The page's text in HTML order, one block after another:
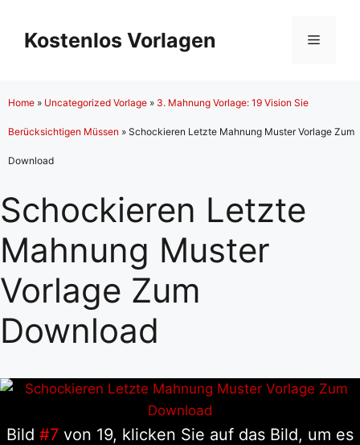
Inhalt
springen
Kostenlos Vorlagen Menü
Home » Uncategorized Vorlage » 3. Mahnung Vorlage: 19 Vision Sie
Berücksichtigen Müssen » Schockieren Letzte Mahnung Muster Vorlage Zum
Download
Schockieren Letzte
Mahnung Muster
Vorlage Zum
Download
Bild #7 von 19, klicken Sie auf das Bild, um es